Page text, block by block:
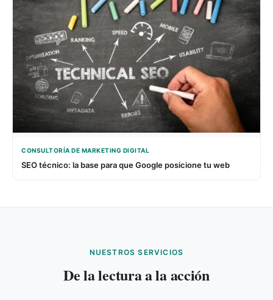
CONSULTORÍA DE MARKETING DIGITAL
SEO técnico: la base para que Google posicione tu web
NUESTROS SERVICIOS
De la lectura a la acción